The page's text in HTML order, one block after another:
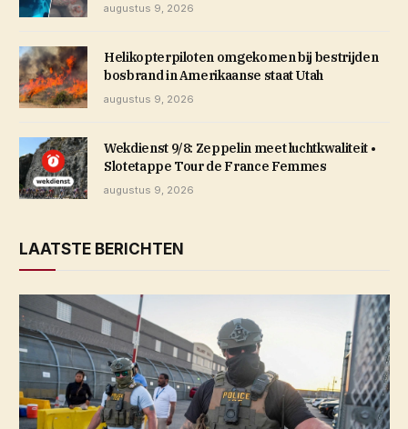
augustus 9, 2026
Helikopterpiloten omgekomen bij bestrijden
bosbrand in Amerikaanse staat Utah
augustus 9, 2026
Wekdienst 9/8: Zeppelin meet luchtkwaliteit •
Slotetappe Tour de France Femmes
augustus 9, 2026
LAATSTE BERICHTEN